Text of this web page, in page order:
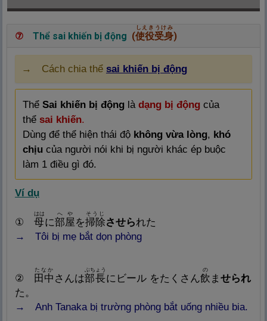
⑦ Thể sai khiến bị động (使役
sai khiến
受身
しえきうけみ
)
→ Cách chia thể sai khiến bị động
ThểSai khiến bị động là dạng bị động của
thể sai khiến.
Dùng để thể hiện thái độ không vừa lòng, khó
chịu của người nói khi bị người khác ép buộc
làm 1 điều gì đó.
Ví dụ
① 母
はは
に部屋
へや
を掃除
そうじ
させられた
→ Tôi bị mẹ bắt dọn phòng
② 田 中
たなか
さんは部長
ぶちょう
にビール をたくさん飲
の
ま せられ
た。
→ Anh Tanaka bị trường phòng bắt uống nhiều bia.